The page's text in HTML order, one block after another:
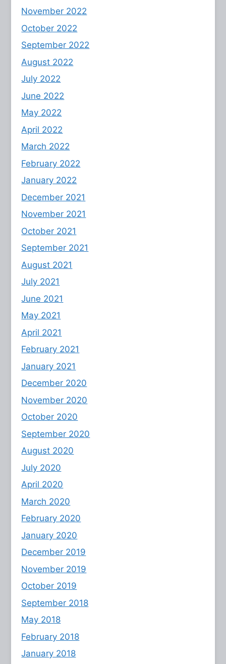
November 2022
October 2022
September 2022
August 2022
July 2022
June 2022
May 2022
April 2022
March 2022
February 2022
January 2022
December 2021
November 2021
October 2021
September 2021
August 2021
July 2021
June 2021
May 2021
April 2021
February 2021
January 2021
December 2020
November 2020
October 2020
September 2020
August 2020
July 2020
April 2020
March 2020
February 2020
January 2020
December 2019
November 2019
October 2019
September 2018
May 2018
February 2018
January 2018